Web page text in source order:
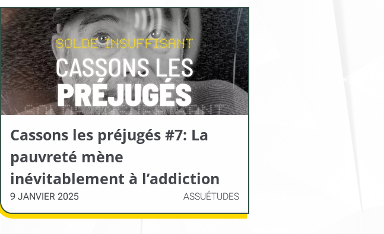
Cassons les préjugés #7: La
pauvreté mène
inévitablement à l’addiction
9 JANVIER 2025 ASSUÉTUDES